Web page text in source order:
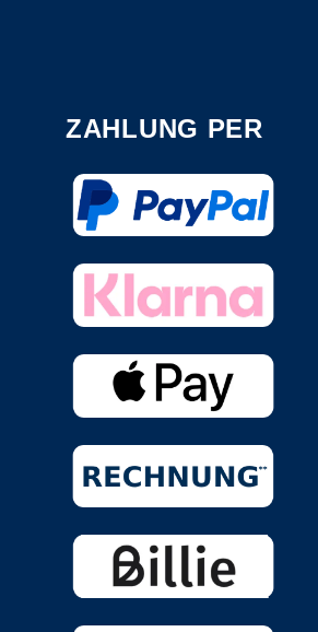
ZAHLUNG PER